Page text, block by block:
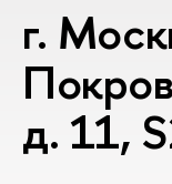
г.
д. 11,